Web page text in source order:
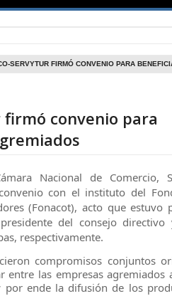
SERVYTUR FIRMÓ CONVENIO PARA
firmó convenio para
Nacional de Comercio,
con el instituto del
(Fonacot), acto que estuvo
del consejo directivo
respectivamente.
compromisos conjuntos
entre las empresas agremiados
ende la difusión de los